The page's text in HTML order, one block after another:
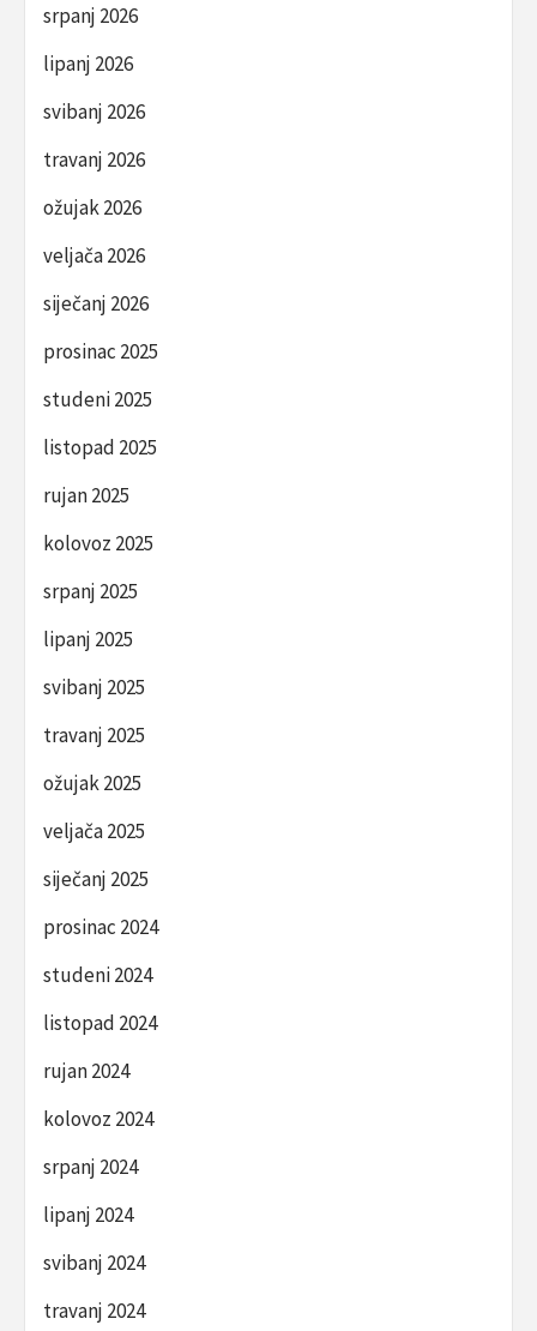
srpanj 2026
lipanj 2026
svibanj 2026
travanj 2026
ožujak 2026
veljača 2026
siječanj 2026
prosinac 2025
studeni 2025
listopad 2025
rujan 2025
kolovoz 2025
srpanj 2025
lipanj 2025
svibanj 2025
travanj 2025
ožujak 2025
veljača 2025
siječanj 2025
prosinac 2024
studeni 2024
listopad 2024
rujan 2024
kolovoz 2024
srpanj 2024
lipanj 2024
svibanj 2024
travanj 2024